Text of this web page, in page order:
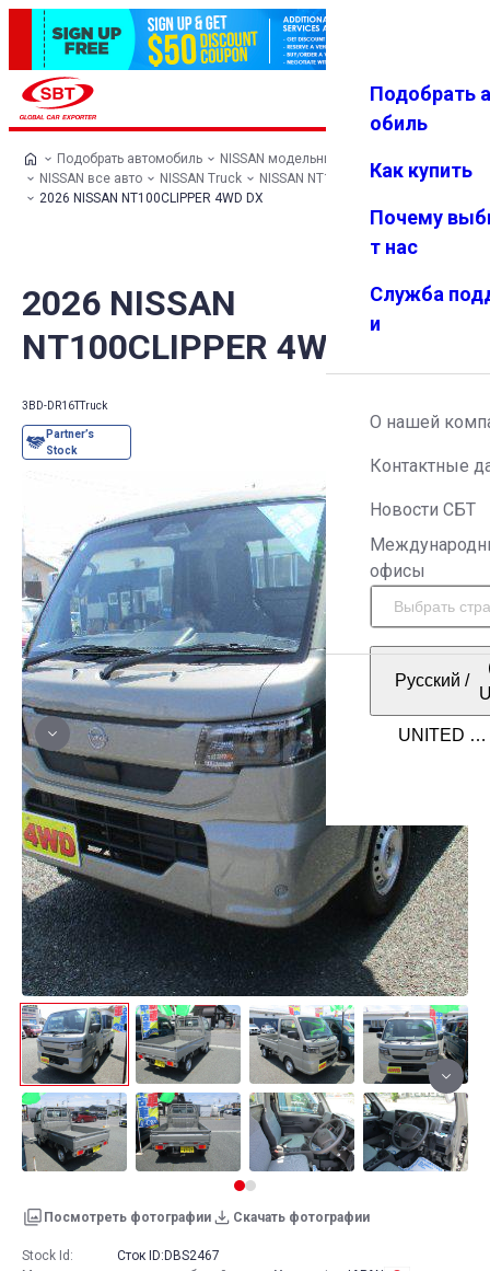
Избранн
Меню
Подобрать
обиль
Как купить
Почему
т нас
Служба
и
О нашей
Контактные
Новости СБТ
офисы
Русский /
Подобрать автомобиль
NISSAN модельный ряд
NISSAN все авто
NISSAN Truck
NISSAN NT100CLIPPER
2026 NISSAN NT100CLIPPER 4WD DX
2026 NISSAN
NT100CLIPPER 4WD DX
3BD-DR16TTruck
Посмотреть фотографии Скачать фотографии
Stock Id: Сток ID: DBS2467